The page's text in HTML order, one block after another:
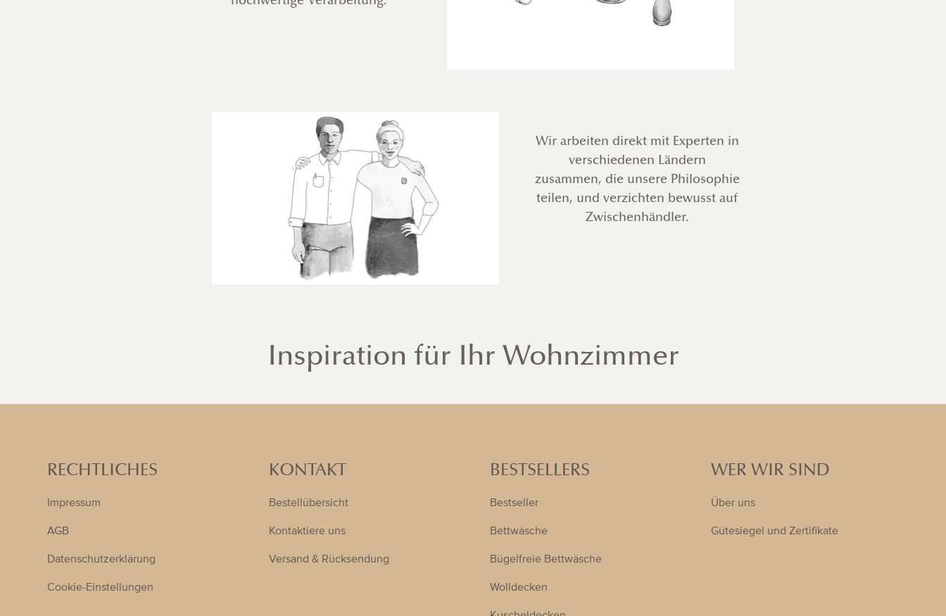
Wir arbeiten direkt mit Experten in
verschiedenen Ländern
zusammen, die unsere Philosophie
teilen, und verzichten bewusst auf
Zwischenhändler.
Inspiration für Ihr Wohnzimmer
RECHTLICHES
Impressum
AGB
Datenschutzerklärung
Cookie-Einstellungen
KONTAKT
Bestellübersicht
Kontaktiere uns
Versand & Rücksendung
BESTSELLERS
Bestseller
Bettwäsche
Bügelfreie Bettwäsche
Wolldecken
WER WIR SIND
Über uns
Gütesiegel und Zertifikate